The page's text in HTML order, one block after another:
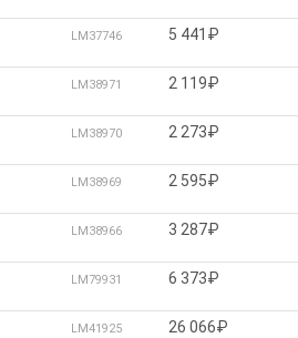
LM37746 5 441₽
LM38971 2 119₽
LM38970 2 273₽
LM38969 2 595₽
LM38966 3 287₽
LM79931 6 373₽
LM41925 26 066₽